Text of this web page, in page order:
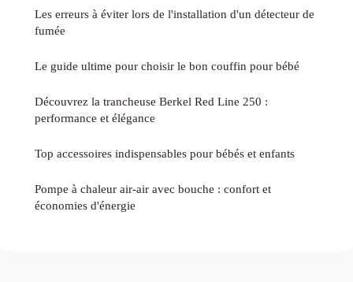
Les erreurs à éviter lors de l'installation d'un détecteur de
fumée
Le guide ultime pour choisir le bon couffin pour bébé
Découvrez la trancheuse Berkel Red Line 250 :
performance et élégance
Top accessoires indispensables pour bébés et enfants
Pompe à chaleur air-air avec bouche : confort et
économies d'énergie